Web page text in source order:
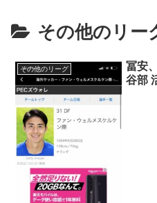
その他のリー
その他のリーグ
冨安
谷部